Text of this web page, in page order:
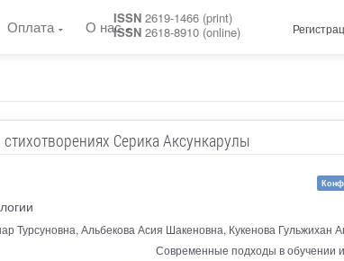
Оплата О насISSN 2619-1466 (print)
ISSN 2618-8910 (online)
Серика Аксункарулы
Турсуновна, Альбекова Асия Шакеновна, Кукенова Гульжихан
Современные подходы в обучении